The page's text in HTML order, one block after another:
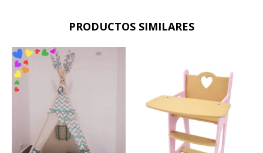
PRODUCTOS SIMILARES